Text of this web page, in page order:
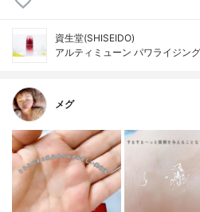
資生堂(SHISEIDO)
アルティミューン パワライジン
メグ